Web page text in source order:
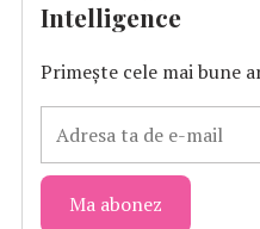
Intelligence
Primește cele mai bune